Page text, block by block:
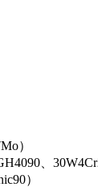
）
、
）